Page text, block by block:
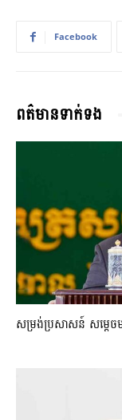
Facebook
ពត៌មានទាក់ទង
សម្រង់ប្រសាសន៍ សម្ដេ